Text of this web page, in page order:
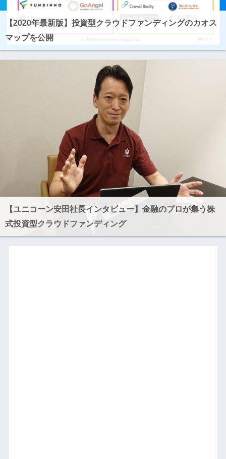
【2020年最新版】投資型クラウドファンディングのカオス
マップを公開
【ユニコーン安田社長インタビュー】金融のプロが集う株
式投資型クラウドファンディング